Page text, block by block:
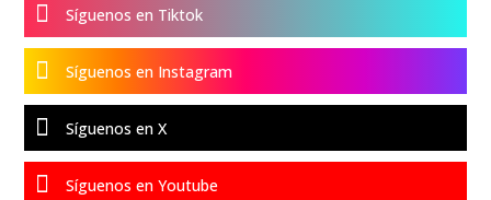
 Síguenos en Tiktok
 Síguenos en Instagram
 Síguenos en X
 Síguenos en Youtube